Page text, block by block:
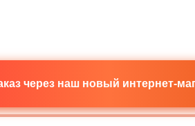
через наш новый интернет-